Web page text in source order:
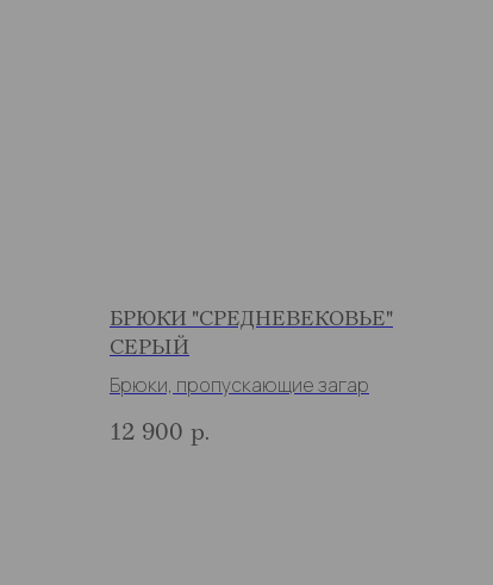
БРЮКИ "СРЕДНЕВЕКОВЬЕ"
СЕРЫЙ
Брюки, пропускающие загар
12 900 р.